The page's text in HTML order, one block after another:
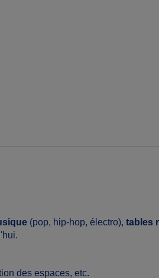
(pop, hip-hop, électro), tables
des espaces, etc.